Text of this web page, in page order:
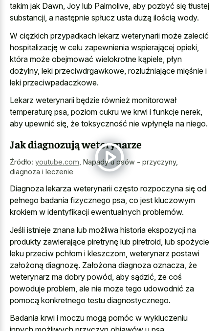
takim jak Dawn, Joy lub Palmolive, aby pozbyć się tłustej
substancji, a następnie spłucz usta dużą ilością wody.
W ciężkich przypadkach lekarz weterynarii może zalecić
hospitalizację w celu zapewnienia wspierającej opieki,
która może obejmować wielokrotne kąpiele, płyn
dożylny, leki przeciwdrgawkowe, rozluźniające mięśnie i
leki przeciwpadaczkowe.
Lekarz weterynarii będzie również monitorował
temperaturę psa, poziom cukru we krwi i funkcje nerek,
aby upewnić się, że toksyczność nie wpłynęła na niego.
Jak diagnozują weterynarze
Źródło: youtube.com Napady u psów - przyczyny,
diagnoza i leczenie
Diagnoza lekarza weterynarii często rozpoczyna się od
pełnego badania fizycznego psa, co jest kluczowym
krokiem w identyfikacji ewentualnych problemów.
Jeśli istnieje znana lub możliwa historia ekspozycji na
produkty zawierające piretrynę lub piretroid, lub spożycie
leku przeciw pchłom i kleszczom, weterynarz postawi
założoną diagnozę. Założona diagnoza oznacza, że
weterynarz ma dobry powód, aby sądzić, że coś
powoduje problem, ale nie może tego udowodnić za
pomocą konkretnego testu diagnostycznego.
Badania krwi i moczu mogą pomóc w wykluczeniu